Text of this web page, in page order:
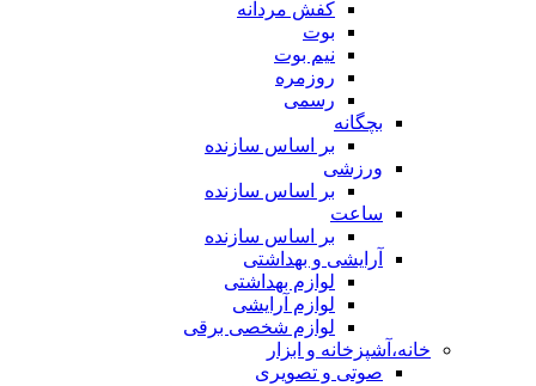
کفش مردانه
بوت
نیم بوت
روزمره
رسمی
بچگانه
بر اساس سازنده
ورزشی
بر اساس سازنده
ساعت
بر اساس سازنده
آرایشی و بهداشتی
لوازم بهداشتی
لوازم آرایشی
لوازم شخصی برقی
خانه،آشپزخانه و ابزار
صوتی و تصویری